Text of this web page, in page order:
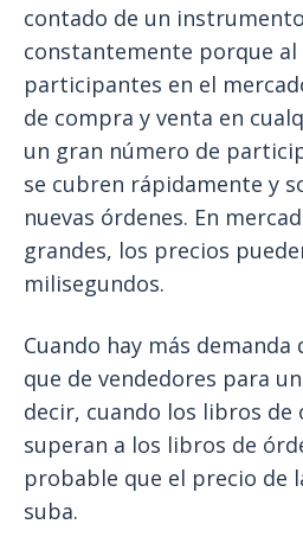
contado de un
constantemente porque al
participantes en el
de compra y venta en
un gran número de
se cubren rápidamente y
nuevas órdenes. En
grandes, los precios
milisegundos.
Cuando hay más
que de vendedores para
decir, cuando los libros de
superan a los libros de
probable que el precio de
suba.